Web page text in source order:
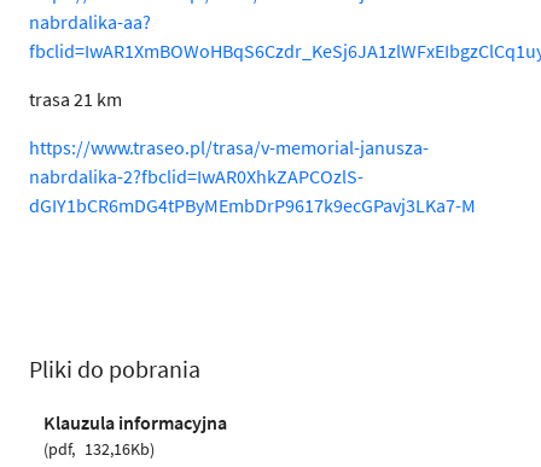
nabrdalika-aa?
trasa 21 km
https://www.traseo.pl/trasa/v-memorial-janusza-
nabrdalika-2?fbclid=IwAR0XhkZAPCOzlS-
dGIY1bCR6mDG4tPByMEmbDrP9617k9ecGPavj3LKa7-M
Pliki do pobrania
Klauzula informacyjna
pdf 132,16Kb